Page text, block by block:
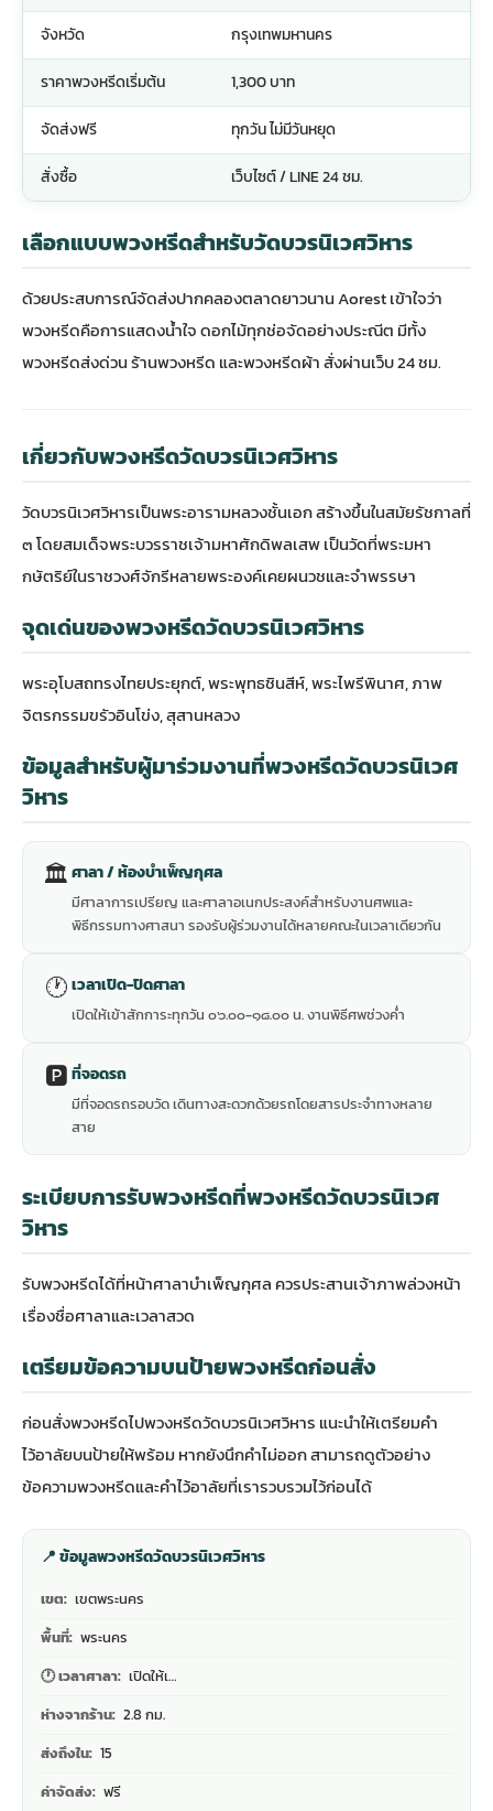
จังหวัด กรุงเทพมหานคร
ราคาพวงหรีดเริ่มต้น 1,300 บาท
จัดส่งฟรี ทุกวัน ไม่มีวันหยุด
สั่งซื้อ เว็บไซต์ / LINE 24 ชม.
เลือกแบบพวงหรีดสำหรับวัดบวรนิเวศวิหาร
ด้วยประสบการณ์จัดส่งปากคลองตลาดยาวนาน Aorest เข้าใจว่า
พวงหรีดคือการแสดงน้ำใจ ดอกไม้ทุกช่อจัดอย่างประณีต มีทั้ง
พวงหรีดส่งด่วนร้านพวงหรีด และพวงหรีดผ้า สั่งผ่านเว็บ 24 ชม.
เกี่ยวกับพวงหรีดวัดบวรนิเวศวิหาร
วัดบวรนิเวศวิหารเป็นพระอารามหลวงชั้นเอก สร้างขึ้นในสมัยรัชกาลที่
๓ โดยสมเด็จพระบวรราชเจ้ามหาศักดิพลเสพ เป็นวัดที่พระมหา
กษัตริย์ในราชวงศ์จักรีหลายพระองค์เคยผนวชและจำพรรษา
จุดเด่นของพวงหรีดวัดบวรนิเวศวิหาร
พระอุโบสถทรงไทยประยุกต์, พระพุทธชินสีห์, พระไพรีพินาศ, ภาพ
จิตรกรรมขรัวอินโข่ง, สุสานหลวง
ข้อมูลสำหรับผู้มาร่วมงานที่พวงหรีดวัดบวรนิเวศ
วิหาร
🏛 ศาลา / ห้องบำเพ็ญกุศล
มีศาลาการเปรียญ และศาลาอเนกประสงค์สำหรับงานศพและ
พิธีกรรมทางศาสนา รองรับผู้ร่วมงานได้หลายคณะในเวลาเดียวกัน
🕐 เวลาเปิด-ปิดศาลา
เปิดให้เข้าสักการะทุกวัน ๐๖.๐๐-๑๘.๐๐ น. งานพิธีศพช่วงค่ำ
🅿️ ที่จอดรถ
มีที่จอดรถรอบวัด เดินทางสะดวกด้วยรถโดยสารประจำทางหลาย
สาย
ระเบียบการรับพวงหรีดที่พวงหรีดวัดบวรนิเวศ
วิหาร
รับพวงหรีดได้ที่หน้าศาลาบำเพ็ญกุศล ควรประสานเจ้าภาพล่วงหน้า
เรื่องชื่อศาลาและเวลาสวด
เตรียมข้อความบนป้ายพวงหรีดก่อนสั่ง
ก่อนสั่งพวงหรีดไปพวงหรีดวัดบวรนิเวศวิหาร แนะนำให้เตรียมคำ
ไว้อาลัยบนป้ายให้พร้อม หากยังนึกคำไม่ออก สามารถดูตัวอย่าง
ข้อความพวงหรีดและคำไว้อาลัยที่เรารวบรวมไว้ก่อนได้
📍 ข้อมูลพวงหรีดวัดบวรนิเวศวิหาร
เขต: เขตพระนคร
พื้นที่: พระนคร
🕐 เวลาศาลา: เปิดให้เ…
ห่างจากร้าน: 2.8 กม.
ส่งถึงใน: 15
ค่าจัดส่ง: ฟรี